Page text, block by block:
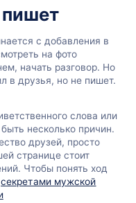
пишет
с добавления в
на фото
начать разговор. Но
в друзья, но не пишет.
слова или
несколько причин.
друзей, просто
странице стоит
Чтобы понять ход
секретами мужской